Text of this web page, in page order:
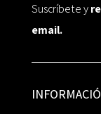
Suscríbete y
email.